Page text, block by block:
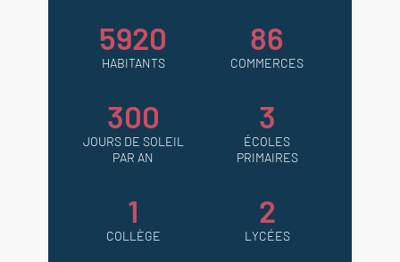
5920
HABITANTS
86
COMMERCES
300
JOURS DE SOLEIL
PAR AN
3
ÉCOLES
PRIMAIRES
1
COLLÈGE
2
LYCÉES